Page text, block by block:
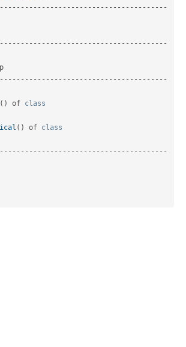
-- -- -- -- -- -- -- -- -- -- -- -- -- -- -- -- -- -- -- --
-- -- -- -- -- -- -- -- -- -- -- -- -- -- -- -- -- -- -- --
-- -- -- -- -- -- -- -- -- -- -- -- -- -- -- -- -- -- -- --
( ) of class
( ) of class
-- -- -- -- -- -- -- -- -- -- -- -- -- -- -- -- -- -- -- --